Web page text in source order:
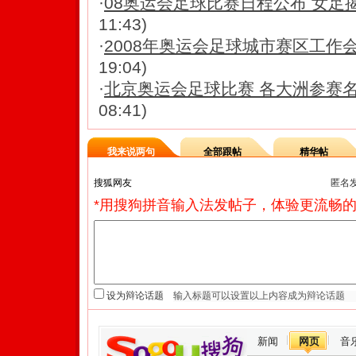
11:43)
·2008年奥运会足球城市赛区工作
19:04)
·北京奥运会足球比赛 各大洲参赛
08:41)
我来说两句 全部跟帖 精华帖
匿名
*用搜狗拼音输入法发帖子，体验更流畅
设为辩论话题
新闻 网页 音